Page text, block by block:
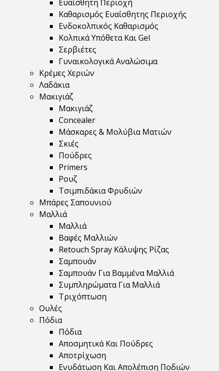
Ευαίσθητη Περιοχή
Καθαρισμός Ευαίσθητης Περιοχής
Ενδοκολπικός Καθαρισμός
Κολπικά Υπόθετα Και Gel
Σερβιέτες
Γυναικολογικά Αναλώσιμα
Κρέμες Χεριών
Λαδάκια
Μακιγιάζ
Μακιγιάζ
Concealer
Μάσκαρες & Μολύβια Ματιών
Σκιές
Πούδρες
Primers
Ρουζ
Τσιμπιδάκια Φρυδιών
Μπάρες Σαπουνιού
Μαλλιά
Μαλλιά
Βαφές Μαλλιών
Retouch Spray Κάλυψης Ρίζας
Σαμπουάν
Σαμπουάν Για Βαμμένα Μαλλιά
Συμπληρώματα Για Μαλλιά
Τριχόπτωση
Ουλές
Πόδια
Πόδια
Αποσμητικά Και Πούδρες
Αποτρίχωση
Ενυδάτωση Και Απολέπιση Ποδιών